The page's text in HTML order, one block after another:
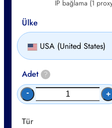
IP bağlama (1
Ülke
USA (United States)
Adet ?
- +
Tür